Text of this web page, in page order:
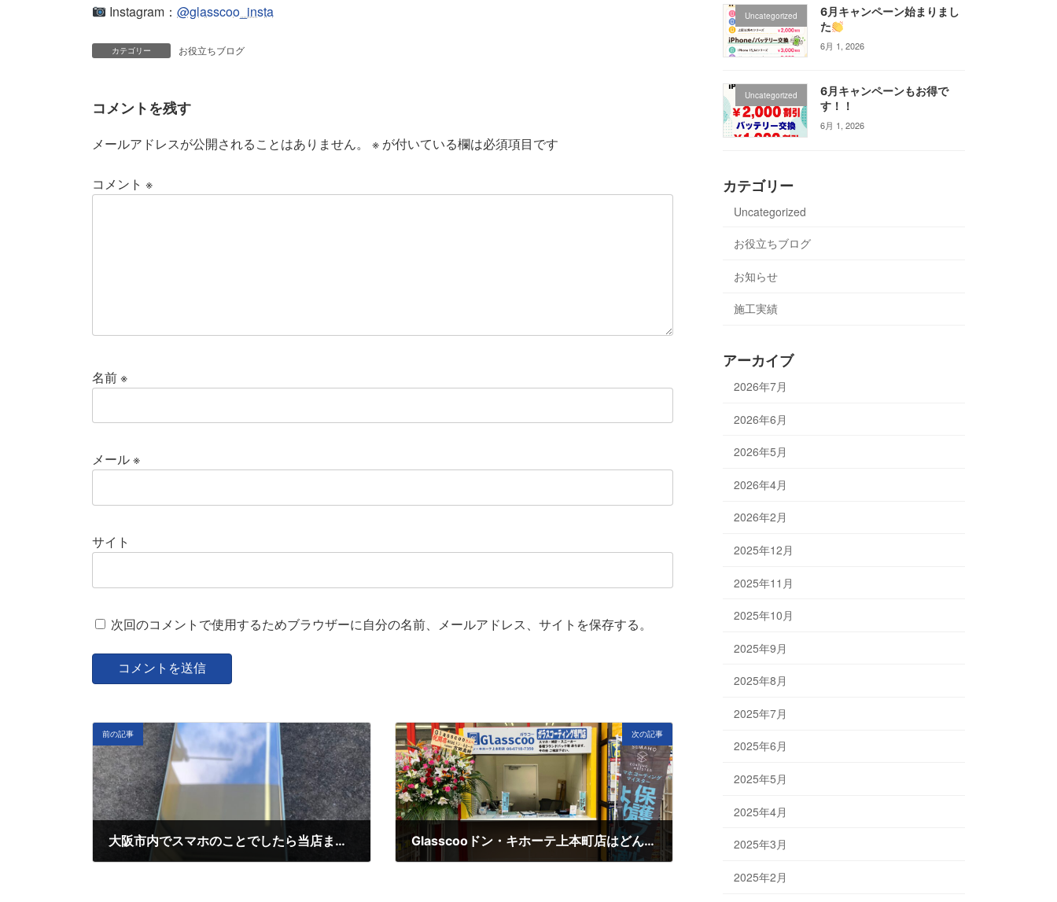
Instagram：@glasscoo_insta
カテゴリー お役立ちブログ
コメントを残す
メールアドレスが公開されることはありません。 ※ が付いている欄は必須項目です
コメント ※
名前※
メール※
サイト
次回のコメントで使用するためブラウザーに自分の名前、メールアドレス、サイトを保存する。
前の記事
大阪市内でスマホのことでしたら当店まで！！
次の記事
Glasscooドン・キホーテ上本町店はどんなお店ですか？
Uncategorized
6月キャンペーン始まりまし
た
6月 1, 2026
Uncategorized
6月キャンペーンもお得で
す！！
6月 1, 2026
カテゴリー
Uncategorized
お役立ちブログ
お知らせ
施工実績
アーカイブ
2026年7月
2026年6月
2026年5月
2026年4月
2026年2月
2025年12月
2025年11月
2025年10月
2025年9月
2025年8月
2025年7月
2025年6月
2025年5月
2025年4月
2025年3月
2025年2月